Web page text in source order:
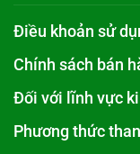
Điều khoản sử
Chính sách bán
Đối với lĩnh vực
Phương thức